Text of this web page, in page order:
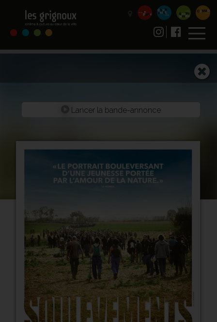
Lancer la bande-annonce